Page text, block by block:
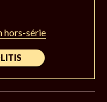
hors-série